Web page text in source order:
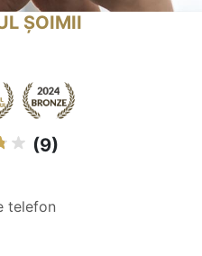
ȘOIMII
(9)
telefon